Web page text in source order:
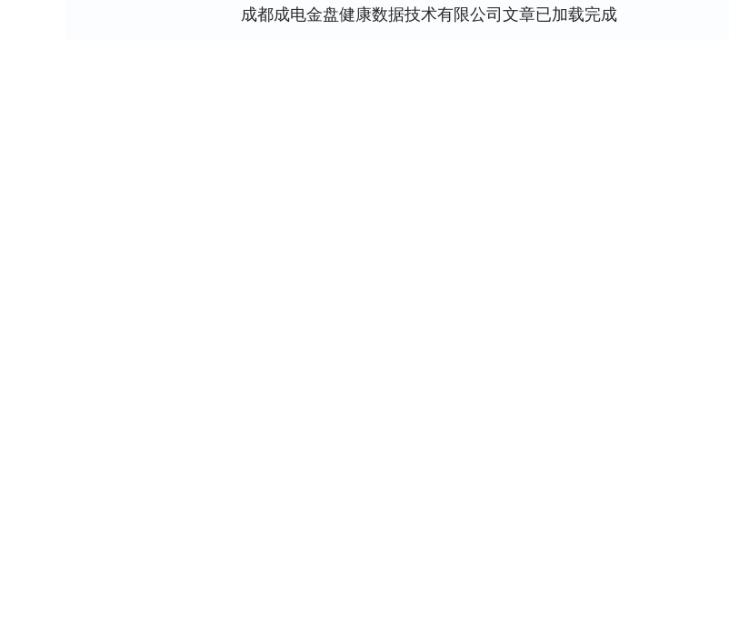
成都成电金盘健康数据技术有限公司文章已加载完成